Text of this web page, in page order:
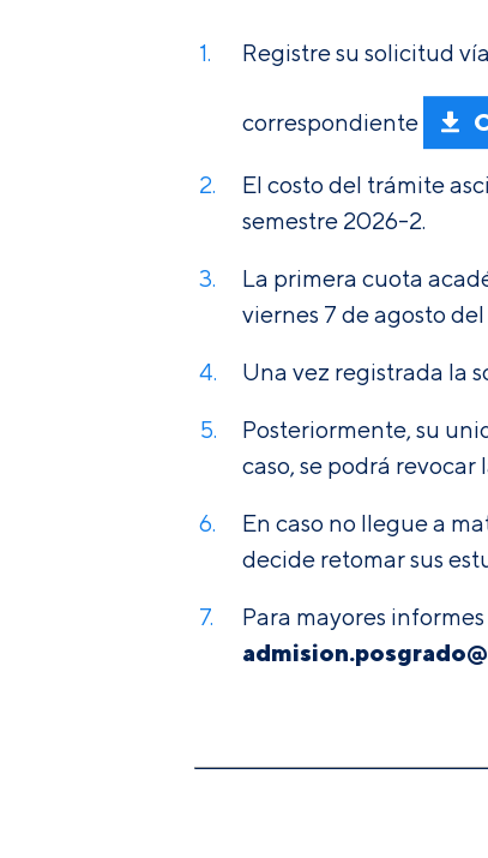
Registre su solicitud vía
correspondiente
El costo del trámite
semestre 2026-2.
La primera cuota
viernes 7 de agosto
Una vez registrada la
Posteriormente, su
caso, se podrá
En caso no llegue a
decide retomar sus
Para mayores